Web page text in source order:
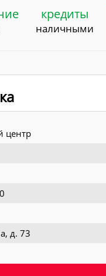
кредиты
наличными
центр
д. 73